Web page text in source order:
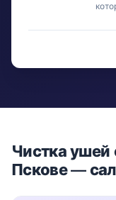
Чистка ушей
Пскове —